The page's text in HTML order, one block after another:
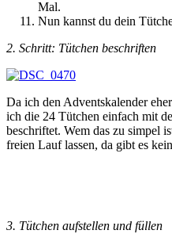
Mal.
Nun kannst du dein
2. Schritt: Tütchen beschriften
Da ich den Adventskalender
ich die 24 Tütchen einfach mit
beschriftet. Wem das zu simpel
freien Lauf lassen, da gibt es
3. Tütchen aufstellen und füllen